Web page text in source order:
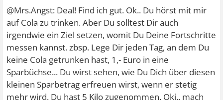
@Mrs.Angst: Deal! Find ich gut. Ok.. Du hörst mit mir
auf Cola zu trinken. Aber Du solltest Dir auch
irgendwie ein Ziel setzen, womit Du Deine Fortschritte
messen kannst. zbsp. Lege Dir jeden Tag, an dem Du
keine Cola getrunken hast, 1,- Euro in eine
Sparbüchse... Du wirst sehen, wie Du Dich über diesen
kleinen Sparbetrag erfreuen wirst, wenn er stetig
mehr wird. Du hast 5 Kilo zugenommen. Oki.. mach